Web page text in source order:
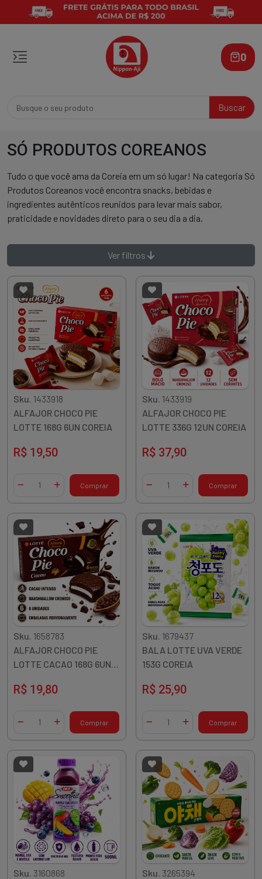
Buscar
0
SÓ PRODUTOS COREANOS
Tudo o que você ama da Coreia em um só lugar! Na categoria Só
Produtos Coreanos você encontra snacks, bebidas e
ingredientes autênticos reunidos para levar mais sabor,
praticidade e novidades direto para o seu dia a dia.
Ver filtros
Sku. 1433918
ALFAJOR CHOCO PIE
LOTTE 168G 6UN COREIA
R$ 19,50
Diminuir QuantidadeAdicionar Quantidade
Comprar
Sku. 1433919
ALFAJOR CHOCO PIE
LOTTE 336G 12UN COREIA
R$ 37,90
Diminuir QuantidadeAdicionar Quantidade
Comprar
Sku. 1658783
ALFAJOR CHOCO PIE
LOTTE CACAO 168G 6UN
R$ 19,80
Diminuir QuantidadeAdicionar Quantidade
Comprar
Sku. 1679437
BALA LOTTE UVA VERDE
153G COREIA
R$ 25,90
Diminuir QuantidadeAdicionar Quantidade
Comprar
Sku. 3160868
Sku. 3265394